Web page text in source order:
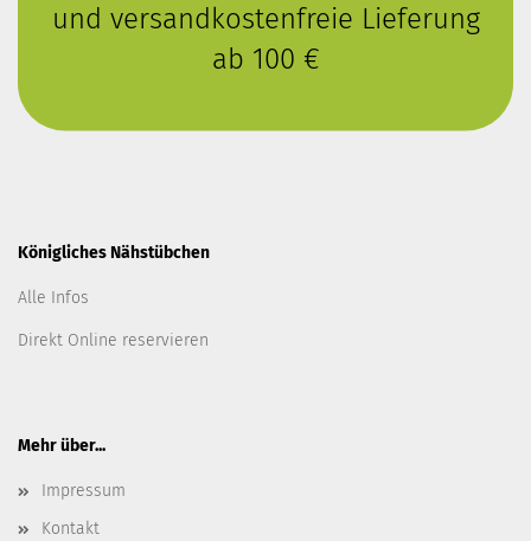
und versandkostenfreie Lieferung
ab 100 €
Königliches Nähstübchen
Alle Infos
Direkt Online reservieren
Mehr über...
Impressum
Kontakt